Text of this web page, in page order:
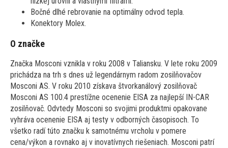
Bočné dlhé rebrovanie na optimálny odvod tepla.
Konektory Molex.
O značke
Značka Mosconi vznikla v roku 2008 v Taliansku. V lete roku 2009
prichádza na trh s dnes už legendárnym radom zosilňovačov
Mosconi AS. V roku 2010 získava štvorkanálový zosilňovač
Mosconi AS 100.4 prestížne ocenenie EISA za najlepší IN-CAR
zosilňovač. Odvtedy Mosconi so svojimi produktmi opakovane
vyhráva ocenenie EISA aj testy v odborných časopisoch. To
všetko radí túto značku k samotnému vrcholu v pomere
cena/výkon a rovnako aj v inovatívnych riešeniach. Mosconi patrí